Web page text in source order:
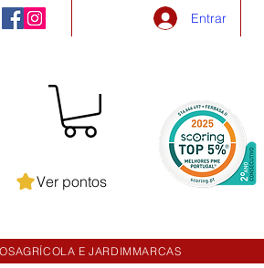
Entrar
Ver pontos
AGRÍCOLA E JARDIM MARCAS